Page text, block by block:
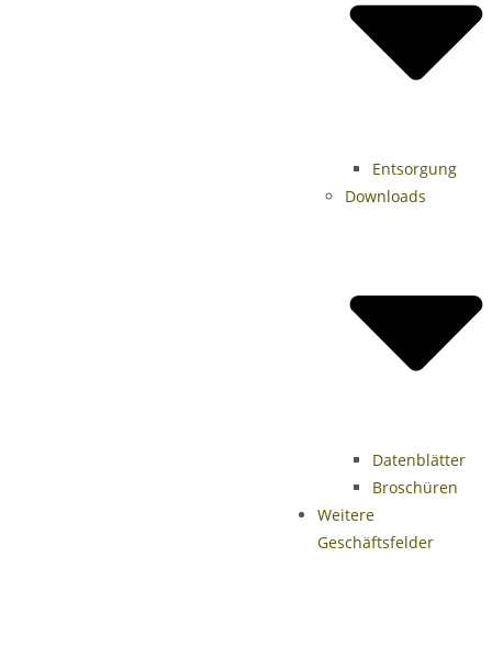
Entsorgung
Downloads
Datenblätter
Broschüren
Weitere
Geschäftsfelder